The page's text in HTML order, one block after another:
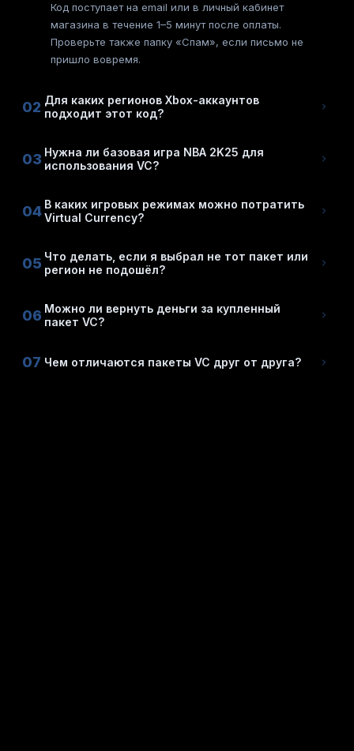
Код поступает на email или в личный кабинет
магазина в течение 1–5 минут после оплаты.
Проверьте также папку «Спам», если письмо не
пришло вовремя.
02 Для каких регионов Xbox-аккаунтов
подходит этот код?
03 Нужна ли базовая игра NBA 2K25 для
использования VC?
04 В каких игровых режимах можно потратить
Virtual Currency?
05 Что делать, если я выбрал не тот пакет или
регион не подошёл?
06 Можно ли вернуть деньги за купленный
пакет VC?
07 Чем отличаются пакеты VC друг от друга?